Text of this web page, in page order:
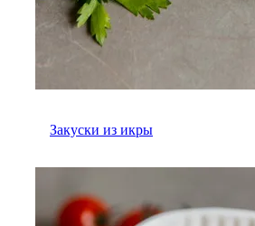
Закуски из икры